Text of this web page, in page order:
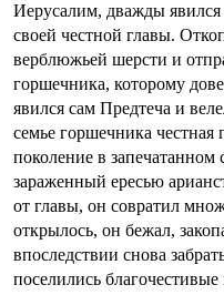
Иерусалим, дважды явился
своей честной главы.
верблюжьей шерсти и
горшечника, которому
явился сам Предтеча и
семье горшечника честная
поколение в
зараженный ересью
от главы, он совратил
открылось, он бежал,
впоследствии снова
поселились